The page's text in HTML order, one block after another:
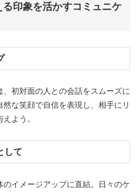
印象を活かすコミュニケ
、初対面の人との会話をスムーズに
な笑顔で自信を表現し、相手にリ
よう。
して
のイメージアップに直結。日々のケ